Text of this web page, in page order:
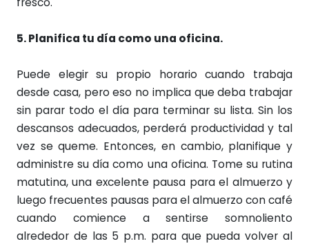
5. Planifica tu día como una oficina.
Puede elegir su propio horario cuando trabaja
desde casa, pero eso no implica que deba trabajar
sin parar todo el día para terminar su lista. Sin los
descansos adecuados, perderá productividad y tal
vez se queme. Entonces, en cambio, planifique y
administre su día como una oficina. Tome su rutina
matutina, una excelente pausa para el almuerzo y
luego frecuentes pausas para el almuerzo con café
cuando comience a sentirse somnoliento
alrededor de las 5 p.m. para que pueda volver al